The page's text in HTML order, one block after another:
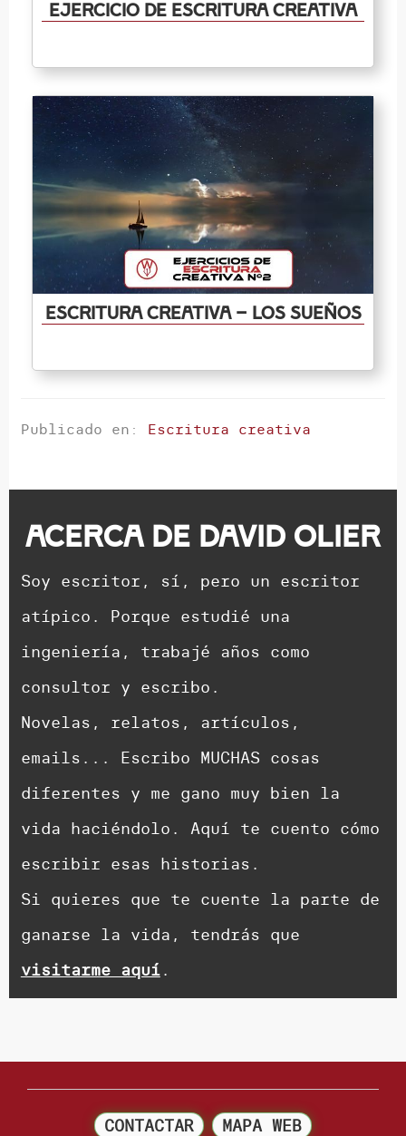
ejercicio de escritura creativa
Escritura Creativa – Los Sueños
Publicado en: Escritura creativa
Acerca de David Olier
Soy escritor, sí, pero un escritor
atípico. Porque estudié una
ingeniería, trabajé años como
consultor y escribo.
Novelas, relatos, artículos,
emails... Escribo MUCHAS cosas
diferentes y me gano muy bien la
vida haciéndolo. Aquí te cuento cómo
escribir esas historias.
Si quieres que te cuente la parte de
ganarse la vida, tendrás que
visitarme aquí.
CONTACTAR MAPA WEB